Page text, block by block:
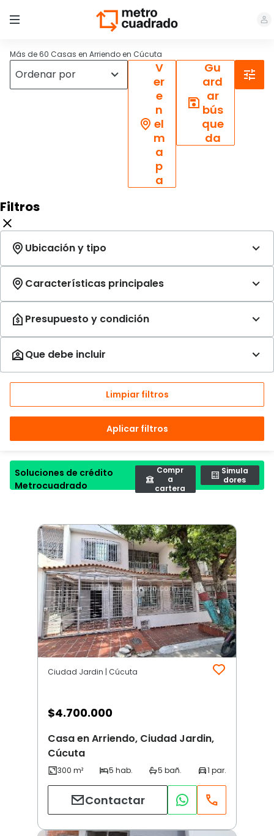
Más de 60 Casas en Arriendo en Cúcuta
V
er
e
n
el
m
a
p
a
Gu
ard
ar
bús
que
da
Filtros
Limpiar filtros
Aplicar filtros
Soluciones de crédito
Metrocuadrado
Compr
a
cartera
Simula
dores
Ciudad Jardin | Cúcuta
$4.700.000
Casa en Arriendo, Ciudad Jardin,
Cúcuta
Contactar